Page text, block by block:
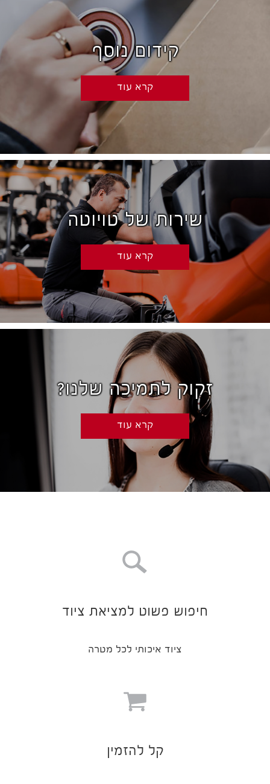
קידום נוסף
קרא עוד
שירות של טויוטה
קרא עוד
זקוק לתמיכה שלנו?
קרא עוד
חיפוש פשוט למציאת ציוד
ציוד איכותי לכל מטרה
קל להזמין